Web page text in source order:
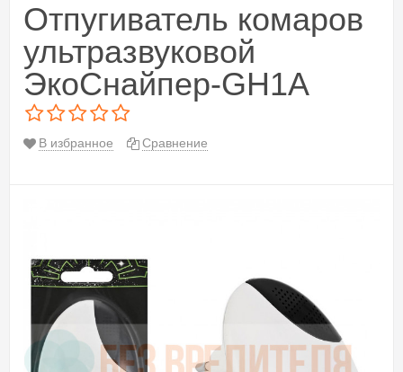
Отпугиватель комаров
ультразвуковой
ЭкоСнайпер-GH1A
В избранное Сравнение